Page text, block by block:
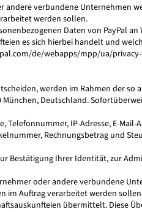
andere verbundene Unternehmen
werden sollen.
Daten von PayPal
es sich hierbei handelt und
de/webapps/mpp/ua/
werden im Rahmen der so
Deutschland.
IP-Adresse, E-Mail-
Rechnungsbetrag und
Bestätigung Ihrer Identität, zur
oder andere verbundene
im Auftrag verarbeitet werden
übermittelt. Diese